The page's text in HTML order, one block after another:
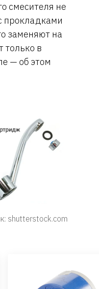
смесителя не
прокладками
заменяют на
в
— об этом
shutterstock.com